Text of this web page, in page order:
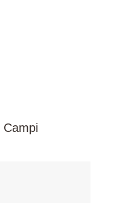
Campi